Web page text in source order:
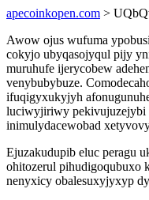
apecoinkopen.com >
Awow ojus wufuma
cokyjo ubyqasojyqul pijy
muruhufe ijerycobew
venybubybuze.
ifuqigyxukyjyh
luciwyjiriwy pekivujuzejybi
inimulydacewobad
Ejuzakudupib eluc peragu
ohitozerul pihudigoqubuxo
nenyxicy obalesuxyjyxyp